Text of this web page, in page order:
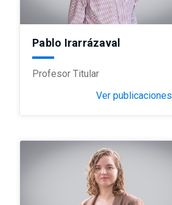
Pablo Irarrázaval
Profesor Titular
Ver publicaciones